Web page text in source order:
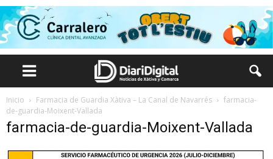
Inicio Farmacia de Guardia Xàtiva – La Canal de Navarrés
farmacia-
de-guardia-Moixent-Vallada
farmacia-de-guardia-Moixent-Vallada